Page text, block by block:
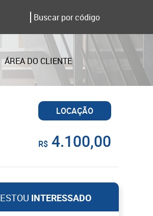
ÁREA DO CLIENTE
LOCAÇÃO
R$4.100,00
ESTOU INTERESSADO